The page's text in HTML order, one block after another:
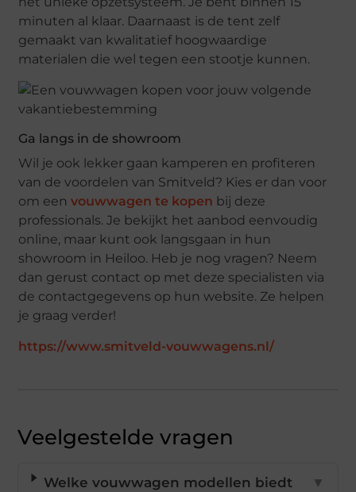
minuten al klaar. Daarnaast is de tent zelf
gemaakt van kwalitatief hoogwaardige
materialen die wel tegen een stootje kunnen.
Ga langs in de showroom
Wil je ook lekker gaan kamperen en profiteren
van de voordelen van Smitveld? Kies er dan voor
om eenvouwwagen te kopen bij deze
professionals. Je bekijkt het aanbod eenvoudig
online, maar kunt ook langsgaan in hun
showroom in Heiloo. Heb je nog vragen? Neem
dan gerust contact op met deze specialisten via
de contactgegevens op hun website. Ze helpen
je graag verder!
https://www.smitveld-vouwwagens.nl/
Veelgestelde vragen
Welke vouwwagen modellen biedt
▼